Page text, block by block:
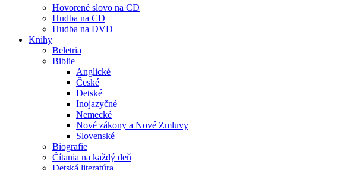
Hovorené slovo na CD
Hudba na CD
Hudba na DVD
Knihy
Beletria
Biblie
Anglické
České
Detské
Inojazyčné
Nemecké
Nové zákony a Nové Zmluvy
Slovenské
Biografie
Čítania na každý deň